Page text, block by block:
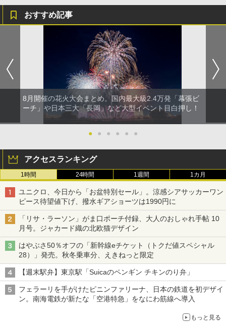
おすすめ記事
8月開催の花火大会まとめ。国内最大級2.4万発「幕張ビ
ーチ」や日本三大「長岡」など大型イベント目白押し！
● ● ● ● ● ●
アクセスランキング
1時間 24時間 1週間 1カ月
ユニクロ、今日から「お盆特別セール」。涼感シアサッカーワン
ピース待望値下げ、撥水ギアショーツは1990円に
「リサ・ラーソン」がま口ポーチ付録、大人のおしゃれ手帖 10
月号。ジャカード織の北欧猫デザイン
はやぶさ50％オフの「新幹線eチケット（トクだ値スペシャル
28）」発売。秋冬乗車分、えきねっと限定
【週末駅弁】東京駅「Suicaのペンギン チキンのり弁」
フェラーリを手がけたピニンファリーナ、日本の鉄道を初デザイ
ン。南海電鉄が新たな「空港特急」をなにわ筋線へ導入
もっと見る